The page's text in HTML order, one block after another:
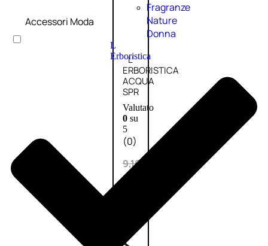
Fragranze
Nature
Donna
L
Erboristica
L’
ERBORISTICA
ACQUA
SPR
Valutato
0su
5
(0)
9,10
6,83
ESAURITO
Accessori Moda